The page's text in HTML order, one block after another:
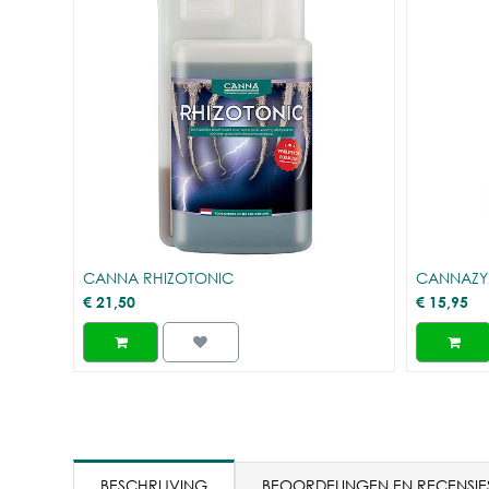
CANNA RHIZOTONIC
€21,50 € 15,95
BESCHRIJVING BEOORDELINGEN EN